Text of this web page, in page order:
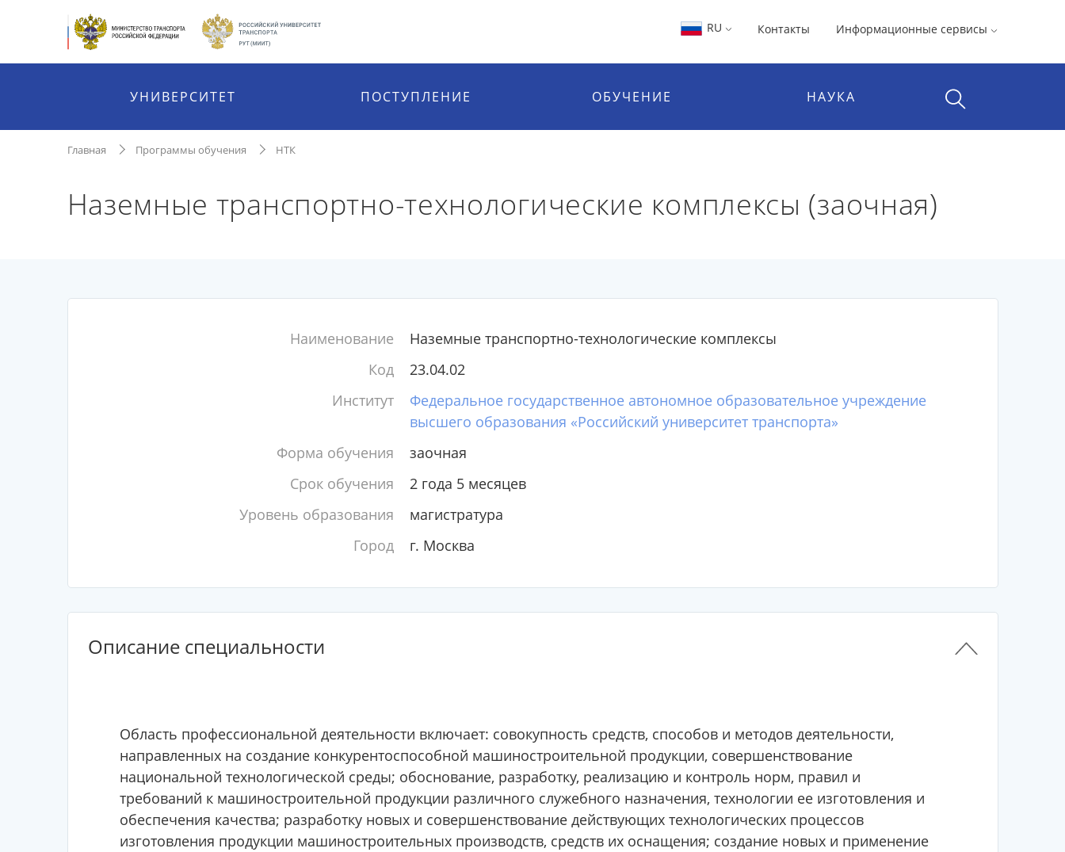
RU Контакты Информационные сервисы
УНИВЕРСИТЕТ ПОСТУПЛЕНИЕ ОБУЧЕНИЕ НАУКА
Главная Программы обучения НТК
Наземные транспортно-технологические комплексы (заочная)
Наименование
Наземные транспортно-технологические комплексы
Код
23.04.02
Институт
Федеральное государственное автономное образовательное учреждение
высшего образования «Российский университет транспорта»
Форма обучения
заочная
Срок обучения
2 года 5 месяцев
Уровень образования
магистратура
Город
г. Москва
Описание специальности
Область профессиональной деятельности включает: совокупность средств, способов и методов деятельности,
направленных на создание конкурентоспособной машиностроительной продукции, совершенствование
национальной технологической среды; обоснование, разработку, реализацию и контроль норм, правил и
требований к машиностроительной продукции различного служебного назначения, технологии ее изготовления и
обеспечения качества; разработку новых и совершенствование действующих технологических процессов
изготовления продукции машиностроительных производств, средств их оснащения; создание новых и применение